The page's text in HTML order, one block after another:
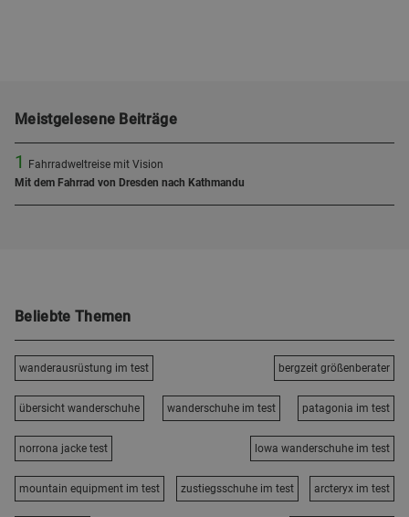
Meistgelesene Beiträge
1
Fahrradweltreise mit Vision
Mit dem Fahrrad von Dresden nach Kathmandu
Beliebte Themen
wanderausrüstung im test bergzeit größenberater
übersicht wanderschuhe wanderschuhe im test patagonia im test
norrona jacke test lowa wanderschuhe im test
mountain equipment im test zustiegsschuhe im test arcteryx im test